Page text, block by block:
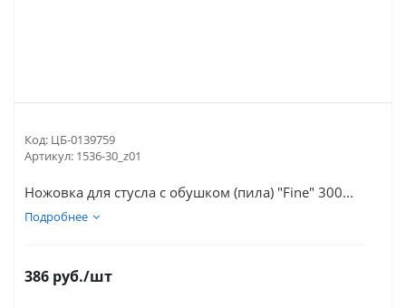
Код: ЦБ-0139759
Артикул: 1536-30_z01
Ножовка для стусла c обушком (пила) "Fine" 300...
Подробнее
386 руб./шт